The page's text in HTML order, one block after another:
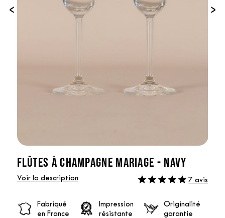
‹ ›
FLÛTES À CHAMPAGNE MARIAGE - NAVY
Voir la description 7 avis
Fabriqué
en France
Impression
résistante
Originalité
garantie